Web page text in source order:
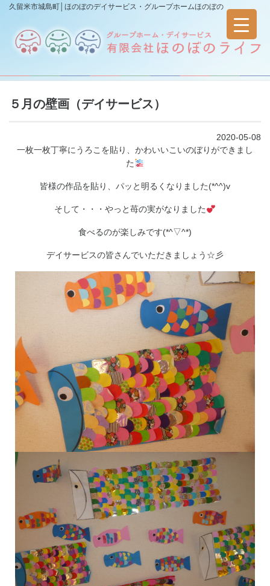
久留米市城島町│ほのぼのデイサービス・グループホームほのぼの
５月の壁画（デイサービス）
2020-05-08
一枚一枚丁寧にうろこを貼り、かわいいこいのぼりができまし
た
皆様の作品を貼り、パッと明るくなりました(*^^)v
そして・・・やっと苺の実がなりました
食べるのが楽しみです(*^▽^*)
デイサービスの皆さんでいただきましょう☆彡